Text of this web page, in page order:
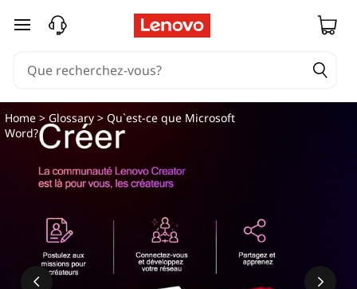
passer au contenu principal
Home >Glossary > Qu`est-ce que Microsoft
Word?